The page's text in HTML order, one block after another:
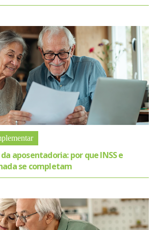
aposentadoria: por que INSS e
se completam